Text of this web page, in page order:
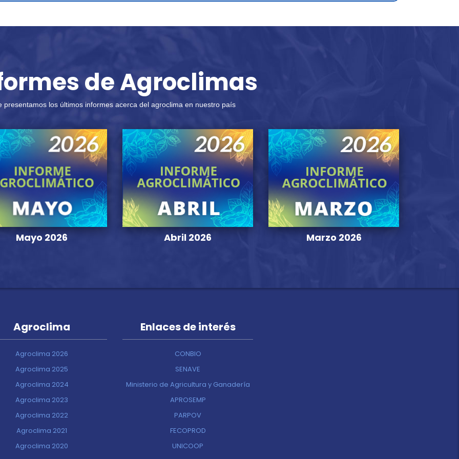
de Agroclimas
presentamos los últimos informes acerca del agroclima en nuestro país
Mayo 2026 Abril 2026 Marzo 2026
Agroclima
Agroclima 2026
Agroclima 2025
Agroclima 2024
Agroclima 2023
Agroclima 2022
Agroclima 2021
Agroclima 2020
Enlaces de interés
CONBIO
SENAVE
Ministerio de Agricultura y Ganadería
APROSEMP
PARPOV
FECOPROD
UNICOOP